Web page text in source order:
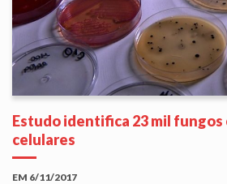
Estudo identifica 23 mil fungos
celulares
EM 6/11/2017